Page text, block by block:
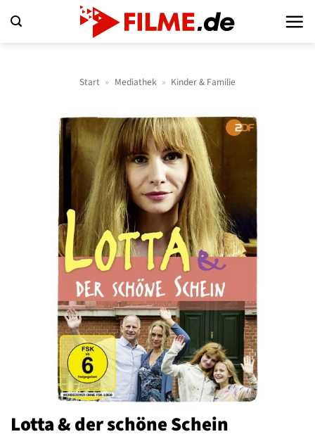
Inhalt
Start » Mediathek » Kinder & Familie
Lotta & der schöne Schein